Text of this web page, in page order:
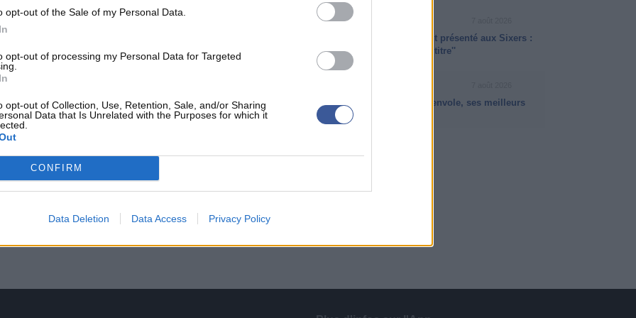
opt-out of the Sale of my Personal Data.
opt-out of processing my Personal Data for Targeted
opt-out of Collection, Use, Retention, Sale, and/or Sharing
Data that Is Unrelated with the Purposes for which it
CONFIRM
Data Deletion Data Access Privacy Policy
de jouer mon jeu. C’est tout ce
à gagner plus de matchs."
plutôt intéressante en apportant son énergie en
VIDÉO NBA
Jaylen Brown officiellement présenté aux Sixers :
''Je suis ici pour gagner le titre''
Quand Jaden McDaniels s'envole, ses meilleurs
dunks de la saison